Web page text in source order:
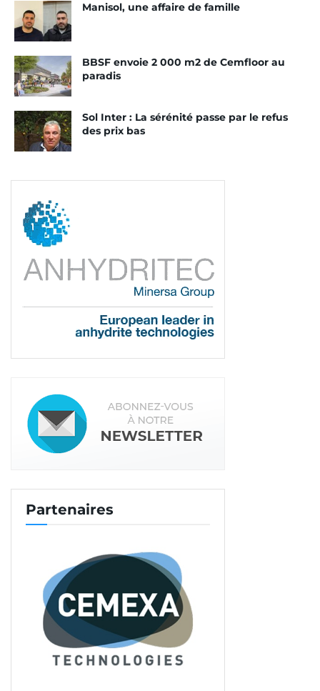
majeur
La difficulté principale du chantier résidait dans les
lieux. Au cœur de Paris, la salle est située devant
un couloir triple de bus. L’accès, à travers la
circulation, posait donc un problème.
demandé l’accès au couloir de bus le plus proche
du chantier. La circulation des bus s’est faite sur
deux voies. Nous nous sommes installés sur la
Lire aussi : Sol Inter, la sérénité passe par le
refus des prix bas
Dans le même temps, BBSF a organisé des
coulages adaptés.« Les coulages ont été organisés
fin novembre et fin décembre 2021,
Christophe Deveyex, responsable bétons spéciaux
et chapes de BBSF.A chaque fois, nous avons
envoyé cinq camions qui ont tourné quatre fois. Et
nous débutions l’approvisionnement à 5 h 30 à
place. »
Coulage en deux fois
tous les types de chantiers
Et nous connaissons bien ce type d’opérations.
notre pompe AM3P et quatre compagnons. Le
coulage s’est fait en deux fois, moitié par moitié.
Ceci était dicté par le fait qu’il fallait déplacer les
ateliers de musculation, sans les sortir des lieux. Ils
ont donc été groupés d’un côté de la salle, et la
chape a été coulée de l’autre, puis inversement. »
Au préalable, l’ensemble de la salle de fitness avait
Manisol, une affaire de famille
BBSF envoie 2 000 m2 de Cemfloor au
paradis
Sol Inter : La sérénité passe par le refus
des prix bas
Partenaires